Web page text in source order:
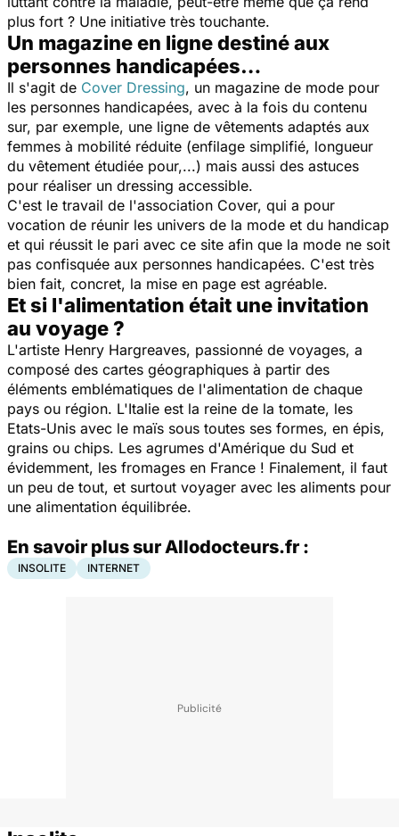
plus fort ? Une initiative très touchante.
Un magazine en ligne destiné aux
personnes handicapées…
Il s'agit de Cover Dressing, un magazine de mode pour
les personnes handicapées, avec à la fois du contenu
sur, par exemple, une ligne de vêtements adaptés aux
femmes à mobilité réduite (enfilage simplifié, longueur
du vêtement étudiée pour,...) mais aussi des astuces
pour réaliser un dressing accessible.
C'est le travail de l'association Cover, qui a pour
vocation de réunir les univers de la mode et du handicap
et qui réussit le pari avec ce site afin que la mode ne soit
pas confisquée aux personnes handicapées. C'est très
bien fait, concret, la mise en page est agréable.
Et si l'alimentation était une invitation
au voyage ?
L'artiste Henry Hargreaves, passionné de voyages, a
composé des cartes géographiques à partir des
éléments emblématiques de l'alimentation de chaque
pays ou région. L'Italie est la reine de la tomate, les
Etats-Unis avec le maïs sous toutes ses formes, en épis,
grains ou chips. Les agrumes d'Amérique du Sud et
évidemment, les fromages en France ! Finalement, il faut
un peu de tout, et surtout voyager avec les aliments pour
une alimentation équilibrée.
En savoir plus sur Allodocteurs.fr :
INSOLITE INTERNET